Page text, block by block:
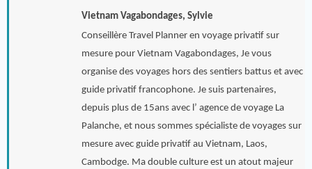
Vietnam Vagabondages, Sylvie
Conseillère Travel Planner en voyage privatif sur
mesure pour Vietnam Vagabondages, Je vous
organise des voyages hors des sentiers battus et avec
guide privatif francophone. Je suis partenaires,
depuis plus de 15ans avec l’ agence de voyage La
Palanche, et nous sommes spécialiste de voyages sur
mesure avec guide privatif au Vietnam, Laos,
Cambodge. Ma double culture est un atout majeur